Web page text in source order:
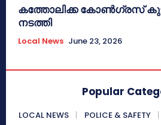
കത്തോലിക്ക കോൺഗ്രസ്
നടത്തി
Local News June 23, 2026
Popular
LOCAL NEWS POLICE & SAFETY